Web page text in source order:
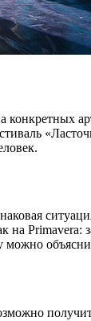
конкретных
Primavera: